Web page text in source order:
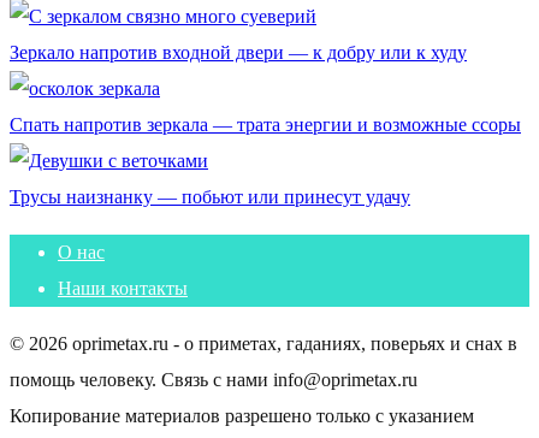
Зеркало напротив входной двери — к добру или к худу
Спать напротив зеркала — трата энергии и возможные ссоры
Трусы наизнанку — побьют или принесут удачу
О нас
Наши контакты
© 2026 oprimetax.ru - о приметах, гаданиях, поверьях и снах в
помощь человеку. Связь с нами info@oprimetax.ru
Копирование материалов разрешено только с указанием